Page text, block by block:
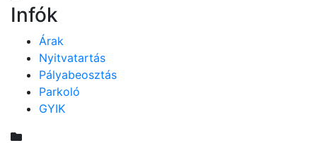
Infók
Árak
Nyitvatartás
Pályabeosztás
Parkoló
GYIK